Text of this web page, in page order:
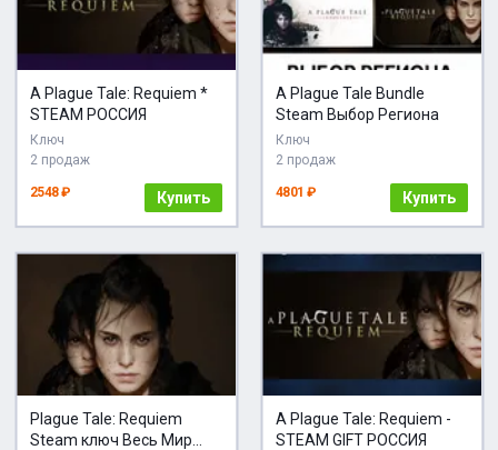
A Plague Tale: Requiem *
STEAM РОССИЯ
Ключ
2 продаж
2548 ₽ Купить
A Plague Tale Bundle
Steam Выбор Региона
Ключ
2 продаж
4801 ₽ Купить
Plague Tale: Requiem
Steam ключ Весь Мир
A Plague Tale: Requiem -
STEAM GIFT РОССИЯ